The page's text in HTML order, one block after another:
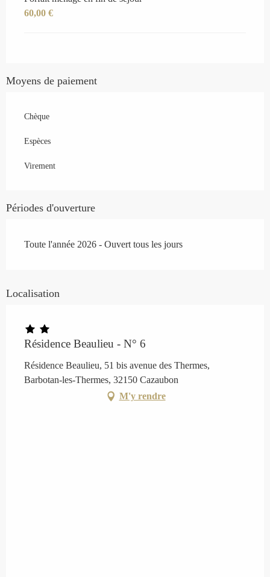
60,00 €
Moyens de paiement
Chèque
Espèces
Virement
Périodes d'ouverture
Toute l'année 2026 - Ouvert tous les jours
Localisation
Résidence Beaulieu - N° 6
Résidence Beaulieu, 51 bis avenue des Thermes,
Barbotan-les-Thermes, 32150 Cazaubon
M'y rendre